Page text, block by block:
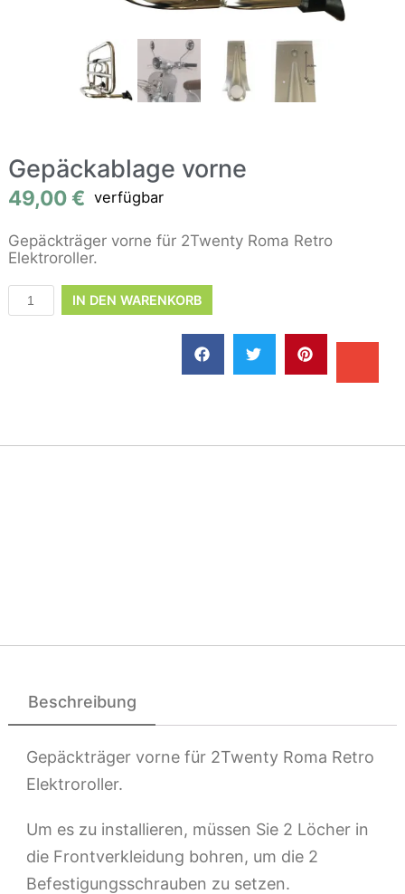
Gepäckablage vorne
49,00€ verfügbar
Gepäckträger vorne für 2Twenty Roma Retro
Elektroroller.
IN DEN WARENKORB
Beschreibung
Gepäckträger vorne für 2Twenty Roma Retro
Elektroroller.
Um es zu installieren, müssen Sie 2 Löcher in
die Frontverkleidung bohren, um die 2
Befestigungsschrauben zu setzen.